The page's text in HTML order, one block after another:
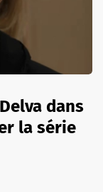
dans
la série